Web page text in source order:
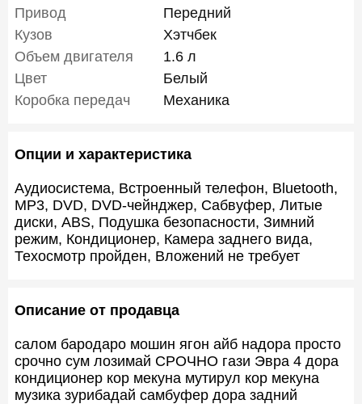
Привод
Передний
Кузов
Хэтчбек
Объем двигателя
1.6 л
Цвет
Белый
Коробка передач
Механика
Опции и характеристика
Аудиосистема, Встроенный телефон, Bluetooth,
MP3, DVD, DVD-чейнджер, Сабвуфер, Литые
диски, ABS, Подушка безопасности, Зимний
режим, Кондиционер, Камера заднего вида,
Техосмотр пройден, Вложений не требует
Описание от продавца
салом бародаро мошин ягон айб надора просто
срочно сум лозимай СРОЧНО гази Эвра 4 дора
кондиционер кор мекуна мутирул кор мекуна
музика зурибадай самбуфер дора задний